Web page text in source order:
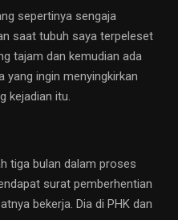
sepertinya sengaja
saat tubuh saya terpeleset
tajam dan kemudian ada
yang ingin menyingkirkan
kejadian itu.
tiga bulan dalam proses
surat pemberhentian
bekerja. Dia di PHK dan